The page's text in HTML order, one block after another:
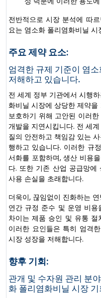
전반적으로 시장 분석에 따
요는 염소화 폴리염화비닐
주요 제약 요소:
엄격한 규제 기준이 염
저해하고 있습니다.
전 세계 정부 기관에서 시행
화비닐 시장에 상당한 제약
보호하기 위해 고안된 이러
개발을 지연시킵니다. 전 세
질의 안전하고 책임감 있는
행하고 있습니다. 이러한 규
서화를 포함하며, 생산 비용
다. 또한 기존 산업 공급망에
사용 손실을 초래합니다.
더욱이, 끊임없이 진화하는
연간 규정 준수 및 운영 비용
차이는 제품 승인 및 유통 절
이러한 요인들은 특히 엄격
시장 성장을 저해합니다.
향후 기회:
관개 및 수자원 관리 분
화 폴리염화비닐 시장